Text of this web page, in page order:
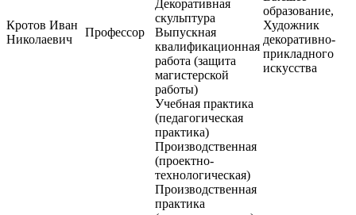
Кротов Иван
Николаевич
Профессор
Декоративная
скульптура
Выпускная
квалификационная
работа (защита
магистерской
работы)
Учебная практика
(педагогическая
практика)
Производственная
(проектно-
технологическая)
Производственная
практика
образование,
Художник
декоративно-
прикладного
искусства